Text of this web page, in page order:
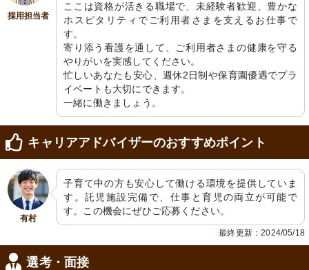
採用担当者
ここは資格が活きる職場で、未経験者歓迎、豊かな
ホスピタリティでご利用者さまを支えるお仕事で
す。
寄り添う看護を通して、ご利用者さまの健康を守る
やりがいを実感してください。
忙しいあなたも安心、週休2日制や保育園優遇でプラ
イベートも大切にできます。
一緒に働きましょう。
キャリアアドバイザーのおすすめポイント
有村
子育て中の方も安心して働ける環境を提供していま
す。託児施設完備で、仕事と育児の両立が可能で
す。この機会にぜひご応募ください。
最終更新：2024/05/18
選考・面接